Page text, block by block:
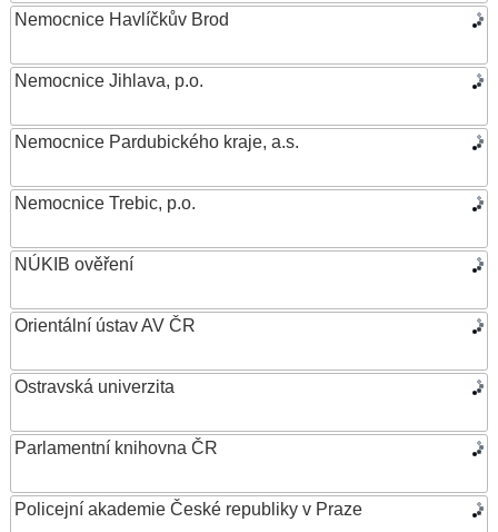
Nemocnice Havlíčkův Brod
Nemocnice Jihlava, p.o.
Nemocnice Pardubického kraje, a.s.
Nemocnice Trebic, p.o.
NÚKIB ověření
Orientální ústav AV ČR
Ostravská univerzita
Parlamentní knihovna ČR
Policejní akademie České republiky v Praze